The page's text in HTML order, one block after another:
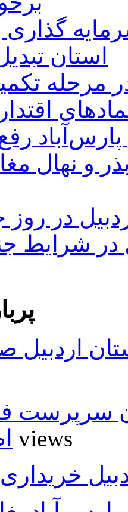
گذاری
استان
مرحله
پارس‌آباد
در
در شرایط
اردبیل
سرپرست
6 views